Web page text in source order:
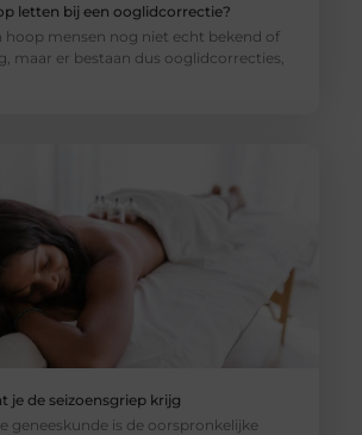
letten bij een ooglidcorrectie?
hoop mensen nog niet echt bekend of
maar er bestaan dus ooglidcorrecties,
je de seizoensgriep krijg
geneeskunde is de oorspronkelijke